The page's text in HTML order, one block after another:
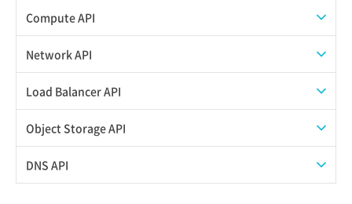
スナップショット作成
スナップショット削除
スナップショット詳細取得（アイテム指定）
バックアップリストア
ISOイメージアップロード
ISOイメージ作成
イメージ一覧取得
イメージ保存容量変更
Compute API
ISOイメージ挿入/排出
SSHキーペア一覧取得
SSHキーペア作成
Network API
QoSポリシー一覧取得
QoSポリシー詳細取得
サブネット一覧取得
Load Balancer API
プール一覧取得
プール作成
Object Storage API
Web公開
DNS API